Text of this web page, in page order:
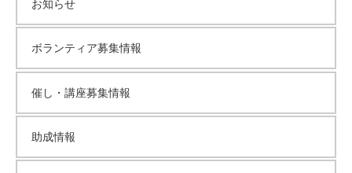
ブ
お知らせ
ボランティア募集情報
催し・講座募集情報
助成情報